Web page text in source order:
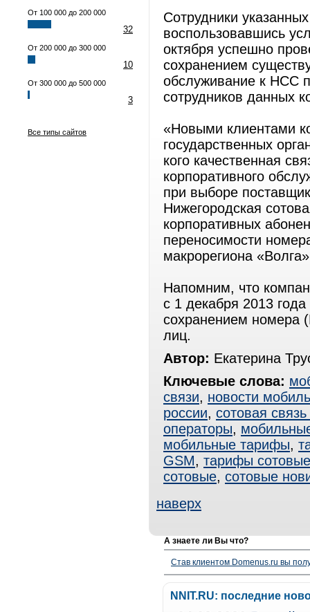
От 100 000 до 200 000
32
От 200 000 до 300 000
10
От 300 000 до 500 000
3
Все типы сайтов
Сотрудники
воспользовавшись
октября успешно
сохранением
обслуживание к НСС
сотрудников данных
«Новыми клиентами
государственных
кого качественная
корпоративного
при выборе
Нижегородская
корпоративных
переносимости
макрорегиона
Напомним, что
с 1 декабря 2013
сохранением номера
лиц.
Автор: Екатерина
Ключевые слова:
связи, новости
россии, сотовая
операторы,
мобильные тарифы,
GSM, тарифы сотовые
сотовые, сотовые
наверх
А знаете ли Вы что?
Став клиентом Domenus.ru вы
NNIT.RU: последние